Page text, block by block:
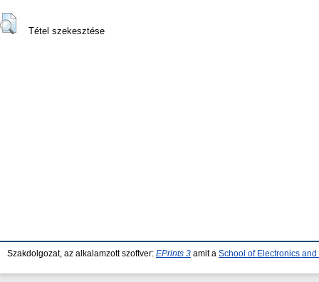
Tétel szekesztése
Szakdolgozat, az alkalamzott szoftver: EPrints 3 amit a School of Electronics